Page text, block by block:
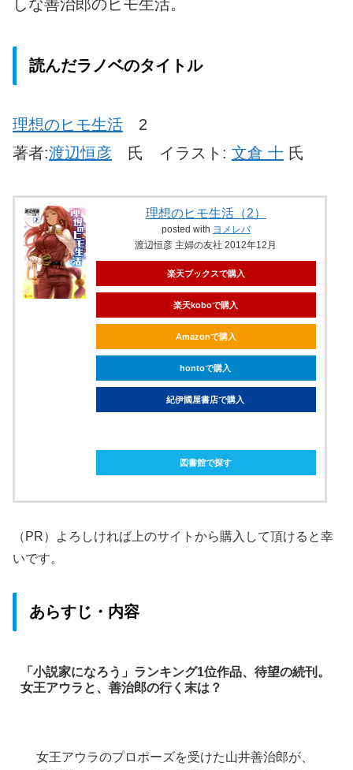
しな善治郎のヒモ生活。
読んだラノベのタイトル
理想のヒモ生活 2
著者:渡辺恒彦 氏 イラスト: 文倉 十 氏
理想のヒモ生活（2）
posted with ヨメレバ
渡辺恒彦 主婦の友社 2012年12月
楽天ブックスで購入
楽天koboで購入
Amazonで購入
hontoで購入
紀伊國屋書店で購入
図書館で探す
（PR）よろしければ上のサイトから購入して頂けると幸
いです。
あらすじ・内容
「小説家になろう」ランキング1位作品、待望の続刊。
女王アウラと、善治郎の行く末は？
女王アウラのプロポーズを受けた山井善治郎が、